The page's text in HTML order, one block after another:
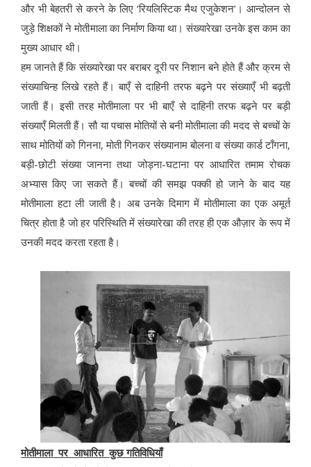
और भी बेहतरी से करने के लिए ‘रियलिस्टिक मैथ एजुकेशन’। आन्दोलन से
जुड़े शिक्षकों ने मोतीमाला का निर्माण किया था। संख्यारेखा उनके इस काम का
मुख्य आधार थी।
हम जानते हैं कि संख्यारेखा पर बराबर दूरी पर निशान बने होते हैं और क्रम से
संख्याचिन्ह लिखे रहते हैं। बाएँ से दाहिनी तरफ बढ़ने पर संख्याएँ भी बढ़ती
जाती हैं। इसी तरह मोतीमाला पर भी बाएँ से दाहिनी तरफ बढ़ने पर बड़ी
संख्याएँ मिलती हैं। सौ या पचास मोतियों से बनी मोतीमाला की मदद से बच्चों के
साथ मोतियों को गिनना, मोती गिनकर संख्यानाम बोलना व संख्या कार्ड टाँगना,
बड़ी-छोटी संख्या जानना तथा जोड़ना-घटाना पर आधारित तमाम रोचक
अभ्यास किए जा सकते हैं। बच्चों की समझ पक्की हो जाने के बाद यह
मोतीमाला हटा ली जाती है। अब उनके दिमाग में मोतीमाला का एक अमूर्त
चित्र होता है जो हर परिस्थिति में संख्यारेखा की तरह ही एक औज़ार के रूप में
उनकी मदद करता रहता है।
मोतीमाला पर आधारित कुछ गतिविधियाँ